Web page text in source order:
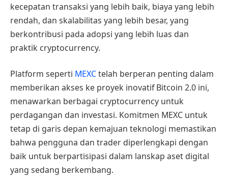
kecepatan transaksi yang lebih baik, biaya yang lebih
rendah, dan skalabilitas yang lebih besar, yang
berkontribusi pada adopsi yang lebih luas dan
praktik cryptocurrency.
Platform seperti MEXCtelah berperan penting dalam
memberikan akses ke proyek inovatif Bitcoin 2.0 ini,
menawarkan berbagai cryptocurrency untuk
perdagangan dan investasi. Komitmen MEXC untuk
tetap di garis depan kemajuan teknologi memastikan
bahwa pengguna dan trader diperlengkapi dengan
baik untuk berpartisipasi dalam lanskap aset digital
yang sedang berkembang.